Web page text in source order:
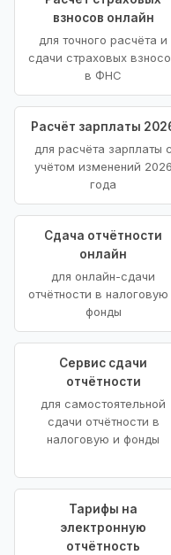
взносов онлайн
для точного расчёта и
сдачи страховых
в ФНС
Расчёт зарплаты
для расчёта зарплаты с
учётом изменений 2026
года
Сдача отчётности
онлайн
для онлайн-сдачи
отчётности в налоговую
фонды
Сервис сдачи
отчётности
для самостоятельной
сдачи отчётности в
налоговую и фонды
Тарифы на
электронную
отчётность